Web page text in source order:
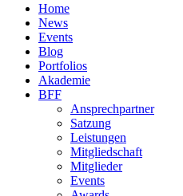
Home
News
Events
Blog
Portfolios
Akademie
BFF
Ansprechpartner
Satzung
Leistungen
Mitgliedschaft
Mitglieder
Events